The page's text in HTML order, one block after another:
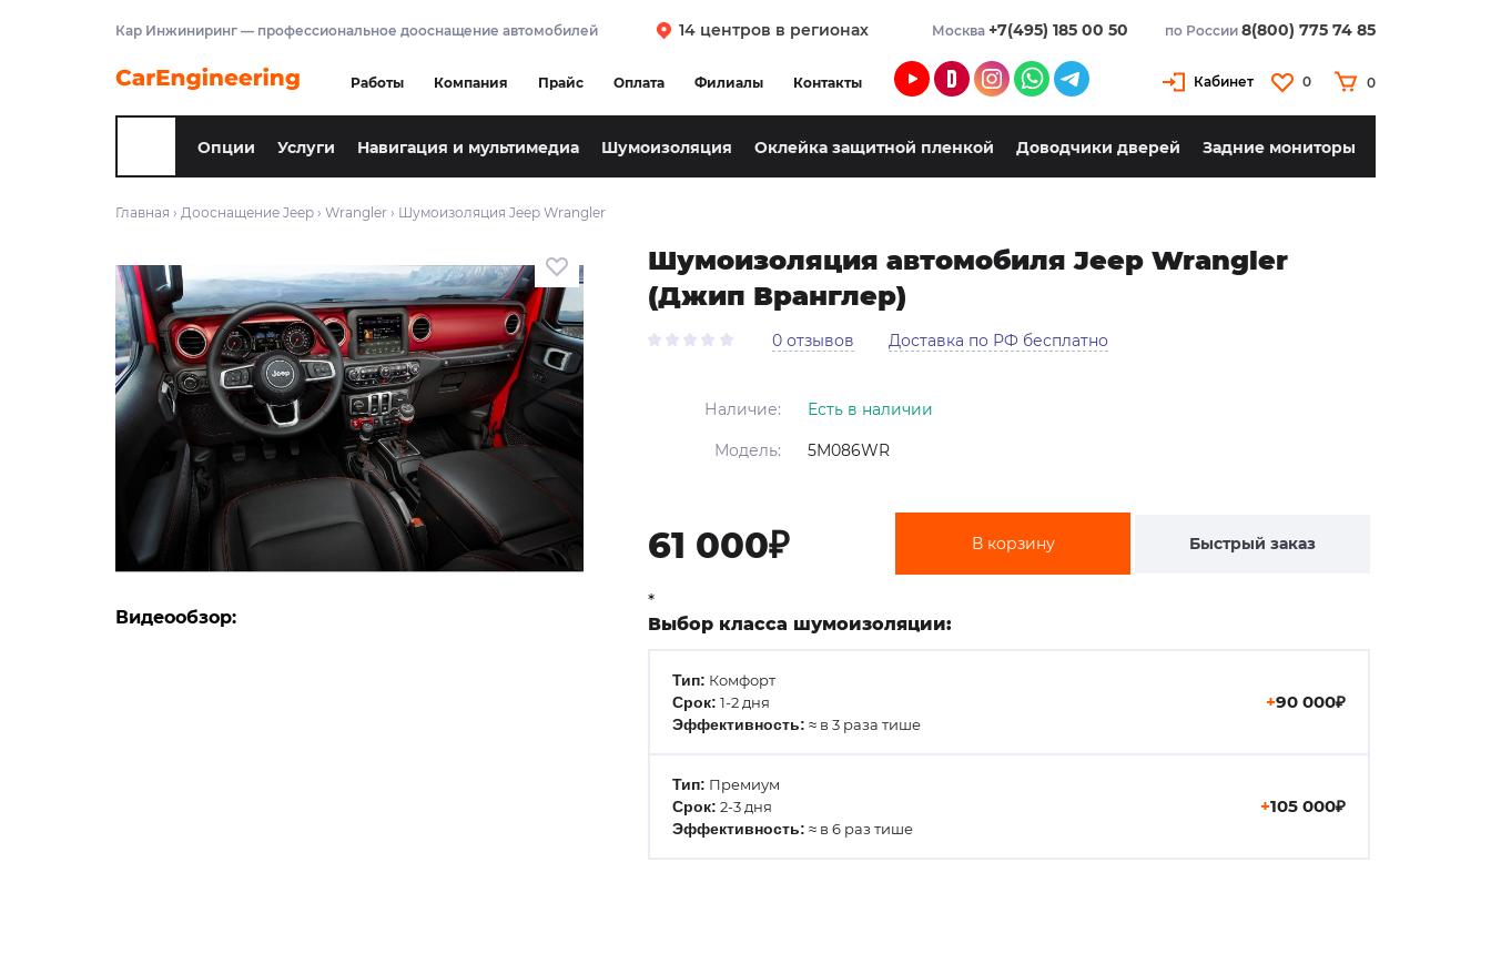
Кар Инжиниринг — профессиональное дооснащение автомобилей 14 центров в регионах Москва +7(495) 185 00 50 по России 8(800) 775 74 85
Работы Компания Прайс Оплата Филиалы Контакты Кабинет 0 0
Опции Услуги Навигация и мультимедиа Шумоизоляция Оклейка защитной пленкой Доводчики дверей Задние мониторы
Главная › Дооснащение Jeep › Wrangler › Шумоизоляция Jeep Wrangler
Видеообзор:
Шумоизоляция автомобиля Jeep Wrangler
(Джип Вранглер)
0 отзывов Доставка по РФ бесплатно
Наличие: Есть в наличии
Модель: 5M086WR
61 000₽ В корзину Быстрый заказ
*
Выбор класса шумоизоляции:
Тип: Комфорт
Срок: 1-2 дня
Эффективность: ≈ в 3 раза тише
+90 000₽
Тип: Премиум
Срок: 2-3 дня
Эффективность: ≈ в 6 раз тише
+105 000₽